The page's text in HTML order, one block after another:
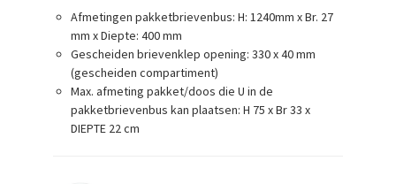
Afmetingen pakketbrievenbus: H: 1240mm x Br. 27
mm x Diepte: 400 mm
Gescheiden brievenklep opening: 330 x 40 mm
(gescheiden compartiment)
Max. afmeting pakket/doos die U in de
pakketbrievenbus kan plaatsen: H 75 x Br 33 x
DIEPTE 22 cm